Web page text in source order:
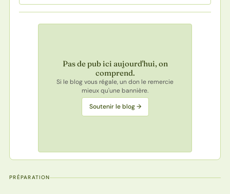
Pas de pub ici aujourd'hui, on
comprend.
Si le blog vous régale, un don le remercie
mieux qu'une bannière.
Soutenir le blog →
PRÉPARATION